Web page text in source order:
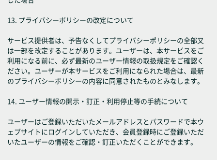
13. プライバシーポリシーの改定について
サービス提供者は、予告なくしてプライバシーポリシーの全部又
は一部を改定することがあります。ユーザーは、本サービスをご
利用になる前に、必ず最新のユーザー情報の取扱規定をご確認く
ださい。ユーザーが本サービスをご利用になられた場合は、最新
のプライバシーポリシーの内容に同意されたものとみなします。
14. ユーザー情報の開示・訂正・利用停止等の手続について
ユーザーはご登録いただいたメールアドレスとパスワードで本ウ
ェブサイトにログインしていただき、会員登録時にご登録いただ
いたユーザーの情報をご確認・訂正いただくことができます。